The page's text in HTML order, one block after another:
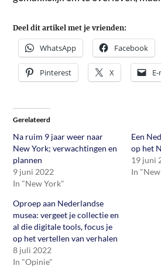
Deel dit artikel met je vrienden:
WhatsApp Facebook
Pinterest X
Gerelateerd
Na ruim 9 jaar weer naar
New York; verwachtingen en
plannen
9 juni 2022
In "New York"
Een
op het
19 juni
In
Oproep aan Nederlandse
musea: vergeet je collectie en
al die digitale tools, focus je
op het vertellen van verhalen
8 juli 2022
In "Opinie"